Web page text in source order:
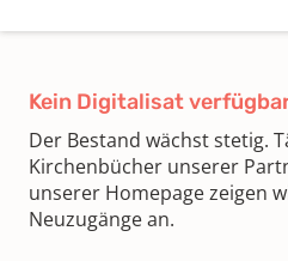
Kein Digitalisat
Der Bestand wächst stetig.
Kirchenbücher unserer
unserer Homepage zeigen
Neuzugänge an.